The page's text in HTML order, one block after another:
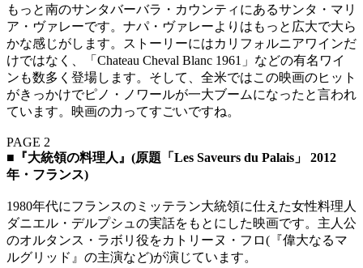
もっと南のサンタバーバラ・カウンティにあるサンタ・マリ
ア・ヴァレーです。ナパ・ヴァレーよりはもっと広大で大ら
かな感じがします。ストーリーにはカリフォルニアワインだ
けではなく、「Chateau Cheval Blanc 1961」などの有名ワイ
ンも数多く登場します。そして、全米ではこの映画のヒット
がきっかけでピノ・ノワールが一大ブームになったと言われ
ています。映画の力ってすごいですね。
PAGE 2
■ 『大統領の料理人』(原題「Les Saveurs du Palais」 2012
年・フランス)
1980年代にフランスのミッテラン大統領に仕えた女性料理人
ダニエル・デルプシュの実話をもとにした映画です。主人公
のオルタンス・ラボリ役をカトリーヌ・フロ(『偉大なるマ
ルグリッド』の主演など)が演じています。